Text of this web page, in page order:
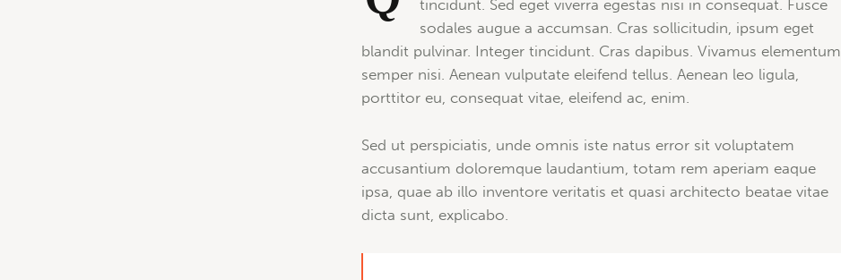
tincidunt. Sed eget viverra egestas nisi in consequat. Fusce
sodales augue a accumsan. Cras sollicitudin, ipsum eget
blandit pulvinar. Integer tincidunt. Cras dapibus. Vivamus elementum
semper nisi. Aenean vulputate eleifend tellus. Aenean leo ligula,
porttitor eu, consequat vitae, eleifend ac, enim.
Sed ut perspiciatis, unde omnis iste natus error sit voluptatem
accusantium doloremque laudantium, totam rem aperiam eaque
ipsa, quae ab illo inventore veritatis et quasi architecto beatae vitae
dicta sunt, explicabo.